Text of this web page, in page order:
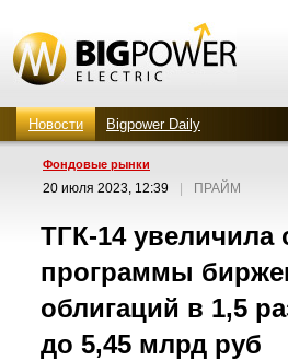
Новости Bigpower Daily
Фондовые рынки
20 июля 2023, 12:39 ПРАЙМ
ТГК-14увеличила
программы
облигаций в 1,5
до 5,45 млрд руб